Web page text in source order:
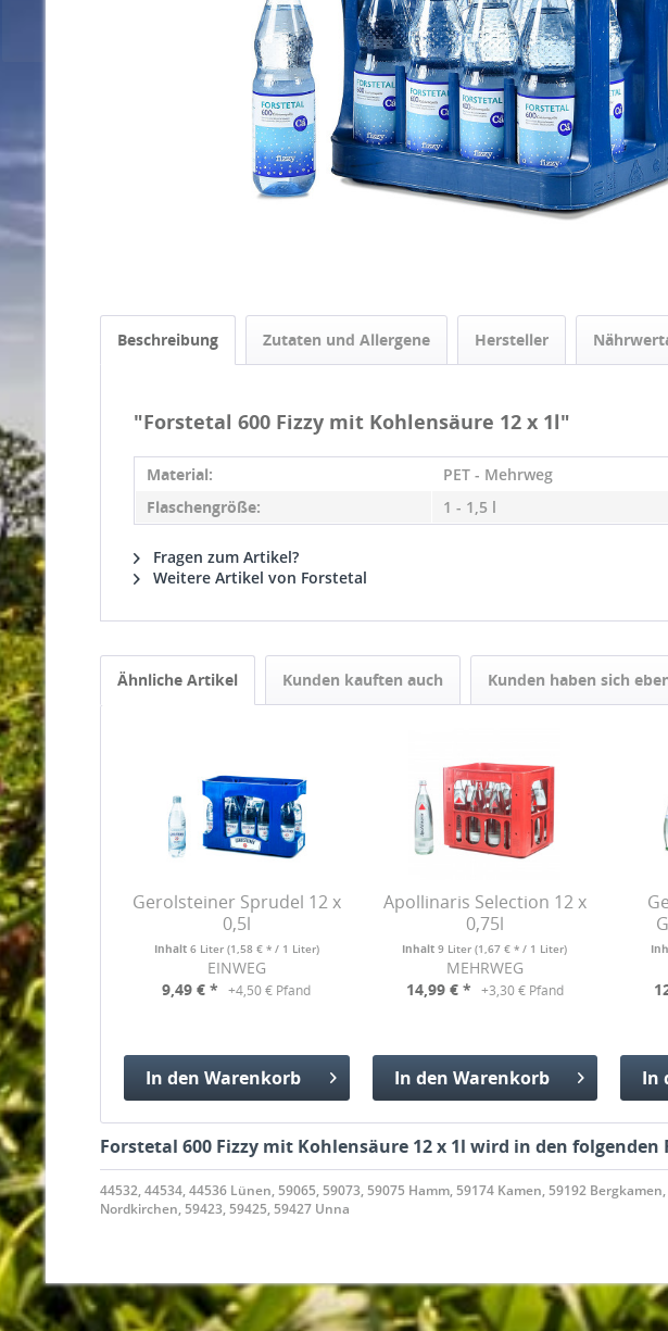
Beschreibung Zutaten und Allergene Hersteller
"Forstetal 600 Fizzy mit Kohlensäure 12 x 1l"
Material:
PET - Mehrweg
Flaschengröße:
1 - 1,5 l
Fragen zum Artikel?
Weitere Artikel von Forstetal
Ähnliche Artikel Kunden kauften auch Kunden haben sich
Gerolsteiner Sprudel 12 x
0,5l
Inhalt 6 Liter (1,58 € * / 1 Liter)
EINWEG
9,49 € *
+4,50 € Pfand
In den Warenkorb
Hinzugefügt
Apollinaris Selection 12 x
0,75l
Inhalt9 Liter(1,67 € * / 1 Liter)
MEHRWEG
14,99 € * +3,30 € Pfand
In den Warenkorb
Hinzugefügt
In
Forstetal 600 Fizzy mit Kohlensäure 12 x 1l wird in den
44532, 44534, 44536 Lünen, 59065, 59073, 59075 Hamm, 59174 Kamen, 59192
Nordkirchen, 59423, 59425, 59427 Unna